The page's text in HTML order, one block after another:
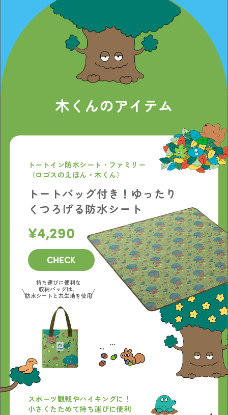
木くんのアイテム
トートイン防水シート・ファミリー
（ロゴスのえほん・木くん）
トートバッグ付き！ゆったり
くつろげる防水シート
4,290
CHECK
持ち運びに便利な
収納バッグは、
防水シートと共生地を使用
スポーツ観戦やハイキングに！
小さくたためて持ち運びに便利